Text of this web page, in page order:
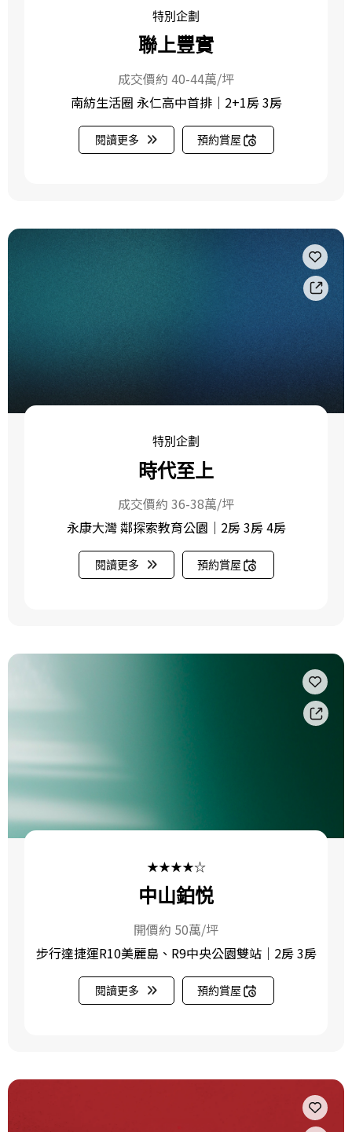
特別企劃
聯上豐實
成交價約 40-44萬/坪
南紡生活圈 永仁高中首排｜2+1房 3房
閱讀更多 預約賞屋
特別企劃
時代至上
成交價約 36-38萬/坪
永康大灣 鄰探索教育公園｜2房 3房 4房
閱讀更多 預約賞屋
★★★★☆
中山鉑悦
開價約 50萬/坪
步行達捷運R10美麗島、R9中央公園雙站｜2房 3房
閱讀更多 預約賞屋